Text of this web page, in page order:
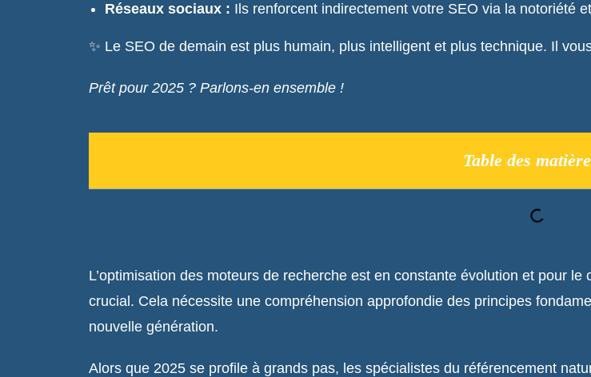
Réseaux sociaux : Ils renforcent indirectement votre SEO via la notoriété
✨ Le SEO de demain est plus humain, plus intelligent et plus technique. Il
Prêt pour 2025 ? Parlons-en ensemble !
Table des
L’optimisation des moteurs de recherche est en constante évolution et pour
crucial. Cela nécessite une compréhension approfondie des principes
nouvelle génération.
Alors que 2025 se profile à grands pas, les spécialistes du référencement